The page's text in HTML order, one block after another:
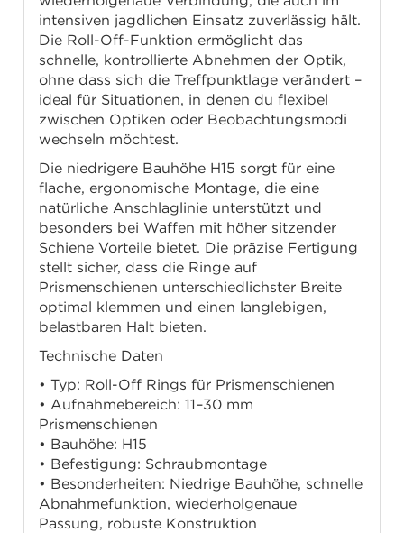
intensiven jagdlichen Einsatz zuverlässig hält.
Die Roll-Off-Funktion ermöglicht das
schnelle, kontrollierte Abnehmen der Optik,
ohne dass sich die Treffpunktlage verändert –
ideal für Situationen, in denen du flexibel
zwischen Optiken oder Beobachtungsmodi
wechseln möchtest.
Die niedrigere Bauhöhe H15 sorgt für eine
flache, ergonomische Montage, die eine
natürliche Anschlaglinie unterstützt und
besonders bei Waffen mit höher sitzender
Schiene Vorteile bietet. Die präzise Fertigung
stellt sicher, dass die Ringe auf
Prismenschienen unterschiedlichster Breite
optimal klemmen und einen langlebigen,
belastbaren Halt bieten.
Technische Daten
• Typ: Roll-Off Rings für Prismenschienen
• Aufnahmebereich: 11–30 mm
Prismenschienen
• Bauhöhe: H15
• Befestigung: Schraubmontage
• Besonderheiten: Niedrige Bauhöhe, schnelle
Abnahmefunktion, wiederholgenaue
Passung, robuste Konstruktion